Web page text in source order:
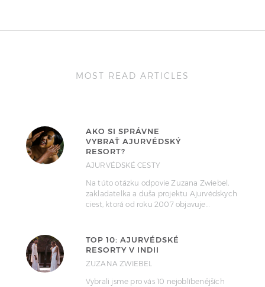
MOST READ ARTICLES
AKO SI SPRÁVNE
VYBRAŤ AJURVÉDSKÝ
RESORT?
AJURVÉDSKÉ CESTY
Na túto otázku odpovie Zuzana Zwiebel,
zakladatelka a duša projektu Ajurvédskych
ciest, ktorá od roku 2007 objavuje…
TOP 10: AJURVÉDSKÉ
RESORTY V INDII
ZUZANA ZWIEBEL
Vybrali jsme pro vás 10 nejoblíbenějších